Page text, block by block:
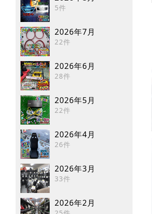
5件
2026年7月
22件
2026年6月
28件
2026年5月
22件
2026年4月
26件
2026年3月
33件
2026年2月